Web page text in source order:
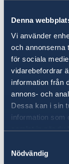
Denna
Vi använder
och annonserna
för sociala
vidarebefordrar
information från
annons- och
Dessa kan i sin
information som
samlat in när du
Nödvändig
メートルの木
マインドセッ
す。パビリオ
ランや開放的
ガーデン（仮
ます。ビジネ
ベントを開催
ーも設置され
北欧の連携は
り、世界最
在、私たちは